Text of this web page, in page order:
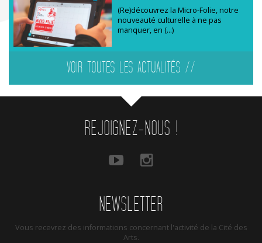
(Re)découvrez la Micro-Folie, notre
nouveauté culturelle à ne pas
manquer, en (...)
VOIR TOUTES LES ACTUALITÉS //
REJOIGNEZ-NOUS !
NEWSLETTER
Vous recevrez des informations concernant l'activité de la Cité des
Arts.